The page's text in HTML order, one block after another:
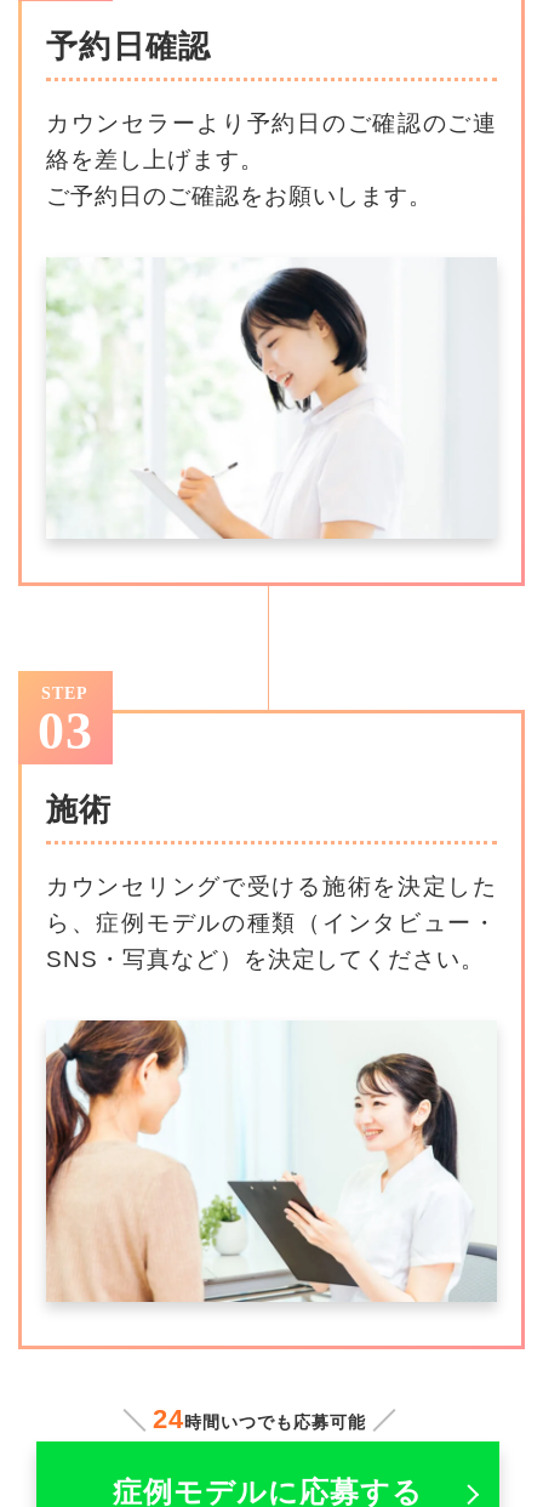
予約日確認
カウンセラーより予約日のご確認のご連
絡を差し上げます。
ご予約日のご確認をお願いします。
STEP
03
施術
カウンセリングで受ける施術を決定した
ら、症例モデルの種類（インタビュー・
SNS・写真など）を決定してください。
24時間いつでも応募可能
症例モデルに応募する